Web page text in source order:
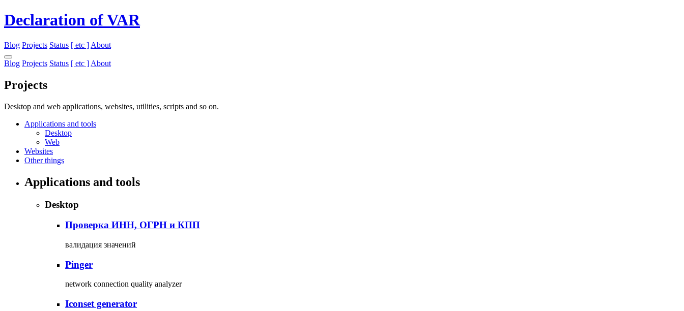
Declaration of VAR
Blog Projects Status [ etc ] About
Blog Projects Status [ etc ] About
Projects
Desktop and web applications, websites, utilities, scripts and so on.
Applications and tools
Desktop
Web
Websites
Other things
Applications and tools
Desktop
Проверка ИНН, ОГРН и КПП
валидация значений
Pinger
network connection quality analyzer
Iconset generator